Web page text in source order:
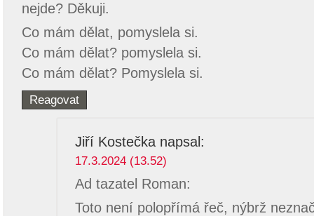
nejde? Děkuji.
Co mám dělat, pomyslela si.
Co mám dělat? pomyslela si.
Co mám dělat? Pomyslela si.
Reagovat
Jiří Kostečka napsal:
17.3.2024 (13.52)
Ad tazatel Roman:
Toto není polopřímá řeč, nýbrž